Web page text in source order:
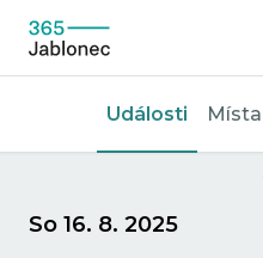
Události Místa
So 16. 8. 2025